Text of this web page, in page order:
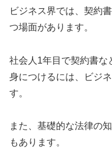
ビジネス界では、契約
つ場面があります。
社会人1年目で契約書な
身につけるには、ビジ
す。
また、基礎的な法律の
もあります。